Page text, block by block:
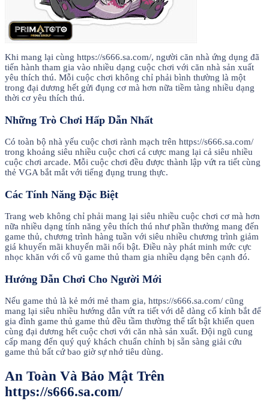
Khi mang lại cùng https://s666.sa.com/, người căn nhà ứng dụng đã
tiến hành tham gia vào nhiều dạng cuộc chơi với căn nhà sản xuất
yêu thích thú. Mỗi cuộc chơi không chỉ phải bình thường là một
trong đại dương hết gửi đụng cơ mà hơn nữa tiềm tàng nhiều dạng
thời cơ yêu thích thú.
Những Trò Chơi Hấp Dẫn Nhất
Có toàn bộ nhà yếu cuộc chơi rành mạch trên https://s666.sa.com/
trong khoảng siêu nhiều cuộc chơi cá cược mang lại cả siêu nhiều
cuộc chơi arcade. Mỗi cuộc chơi đều được thành lập vứt ra tiết cùng
thẻ VGA bắt mắt với tiếng đụng trung thực.
Các Tính Năng Đặc Biệt
Trang web không chỉ phải mang lại siêu nhiều cuộc chơi cơ mà hơn
nữa nhiều dạng tính năng yêu thích thú như phần thưởng mang đến
game thủ, chương trình hàng tuần với siêu nhiều chương trình giảm
giá khuyến mãi khuyến mãi nổi bật. Điều này phát minh mức cực
nhọc khăn với cổ vũ game thủ tham gia nhiều dạng bên cạnh đó.
Hướng Dẫn Chơi Cho Người Mới
Nếu game thủ là kẻ mới mẻ tham gia, https://s666.sa.com/ cũng
mang lại siêu nhiều hướng dẫn vứt ra tiết với dễ dàng cố kỉnh bắt để
gia đình game thủ game thủ đều tầm thường thể tất bật khiến quen
cùng đại dương hết cuộc chơi với căn nhà sản xuất. Đội ngũ cung
cấp mang đến quý quý khách chuẩn chỉnh bị sẵn sàng giải cứu
game thủ bất cứ bao giờ sự nhớ tiêu dùng.
An Toàn Và Bảo Mật Trên
https://s666.sa.com/